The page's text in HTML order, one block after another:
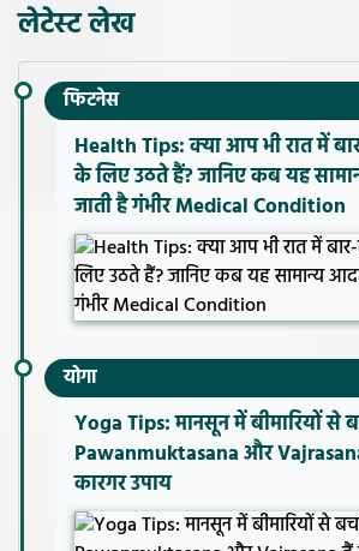
लेटेस्ट लेख
फिटनेस
Health Tips: क्या आप भी रात में
के लिए उठते हैं? जानिए कब यह
जाती है गंभीर Medical Condition
योगा
Yoga Tips: मानसून में बीमारियों से
Pawanmuktasana और
कारगर उपाय